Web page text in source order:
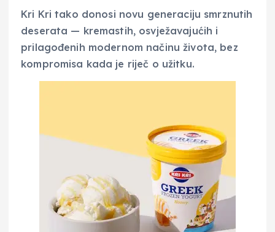
Kri Kri tako donosi novu generaciju smrznutih
deserata — kremastih, osvježavajućih i
prilagođenih modernom načinu života, bez
kompromisa kada je riječ o užitku.